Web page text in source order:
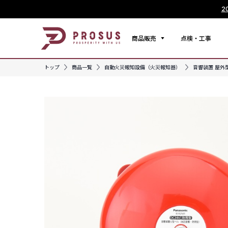
商品販売 点検・工事
トップ 商品一覧 自動火災報知設備（火災報知器） 音響装置 屋外